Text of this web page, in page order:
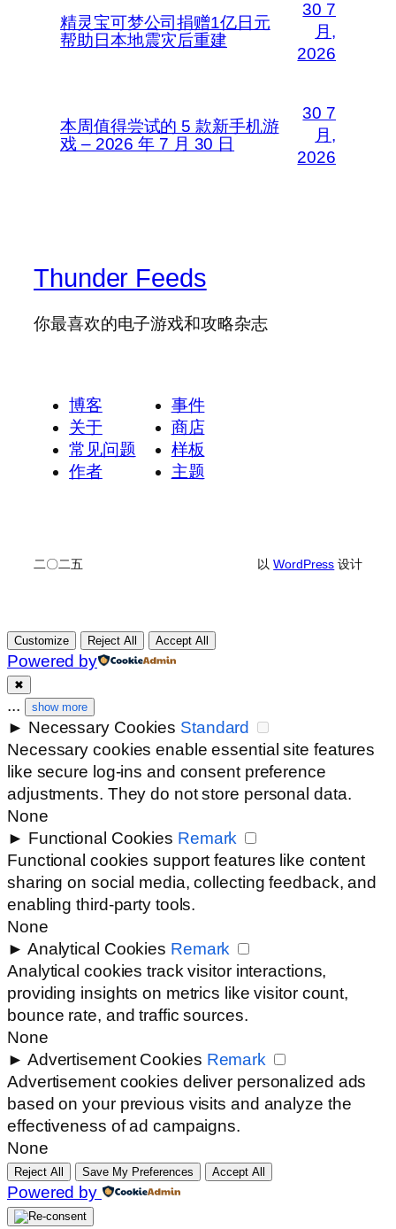
精灵宝可梦公司捐赠1亿日元
帮助日本地震灾后重建
30 7
月,
2026
本周值得尝试的 5 款新手机游
戏 – 2026 年 7 月 30 日
30 7
月,
2026
Thunder Feeds
你最喜欢的电子游戏和攻略杂志
博客
关于
常见问题
作者
事件
商店
样板
主题
二〇二五 以WordPress 设计
Customize Reject All Accept All
Powered by
✖
... show more
► Necessary Cookies Standard
Necessary cookies enable essential site features
like secure log-ins and consent preference
adjustments. They do not store personal data.
None
► Functional Cookies Remark
Functional cookies support features like content
sharing on social media, collecting feedback, and
enabling third-party tools.
None
► Analytical Cookies Remark
Analytical cookies track visitor interactions,
providing insights on metrics like visitor count,
bounce rate, and traffic sources.
None
► Advertisement Cookies Remark
Advertisement cookies deliver personalized ads
based on your previous visits and analyze the
effectiveness of ad campaigns.
None
Reject All Save My Preferences Accept All
Powered by